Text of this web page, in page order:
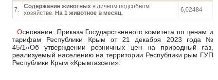
7. Содержание животных в личном подсобном
хозяйстве. На 1 животное в месяц. 6,02484
Основание: Приказа Государственного комитета по ценам и
тарифам Республики Крым от 21 декабря 2023 года №
45/1«Об утверждении розничных цен на природный газ,
реализуемый населению на территории Республики рым ГУП
Республики Крым «Крымгазсети».